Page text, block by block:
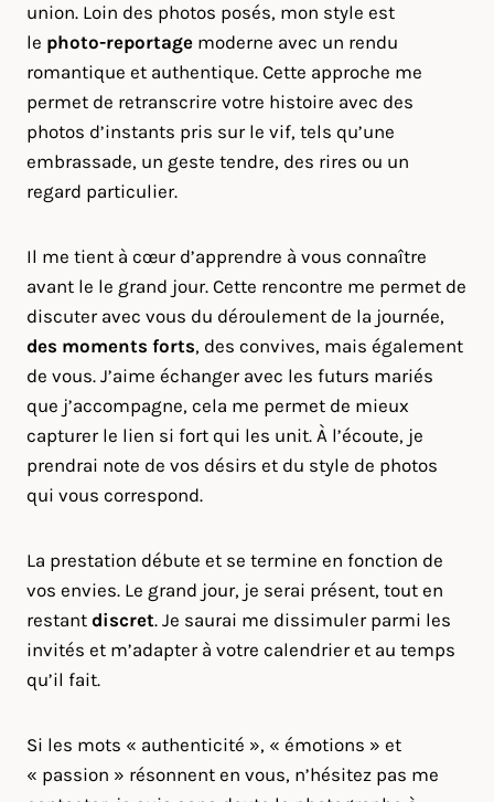
union. Loin des photos posés, mon style est
le photo-reportage moderne avec un rendu
romantique et authentique. Cette approche me
permet de retranscrire votre histoire avec des
photos d’instants pris sur le vif, tels qu’une
embrassade, un geste tendre, des rires ou un
regard particulier.
Il me tient à cœur d’apprendre à vous connaître
avant le le grand jour. Cette rencontre me permet de
discuter avec vous du déroulement de la journée,
des moments forts, des convives, mais également
de vous. J’aime échanger avec les futurs mariés
que j’accompagne, cela me permet de mieux
capturer le lien si fort qui les unit. À l’écoute, je
prendrai note de vos désirs et du style de photos
qui vous correspond.
La prestation débute et se termine en fonction de
vos envies. Le grand jour, je serai présent, tout en
restant discret. Je saurai me dissimuler parmi les
invités et m’adapter à votre calendrier et au temps
qu’il fait.
Si les mots « authenticité », « émotions » et
« passion » résonnent en vous, n’hésitez pas me